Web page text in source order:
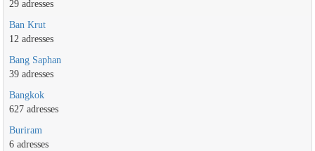
29 adresses
Ban Krut
12 adresses
Bang Saphan
39 adresses
Bangkok
627 adresses
Buriram
6 adresses